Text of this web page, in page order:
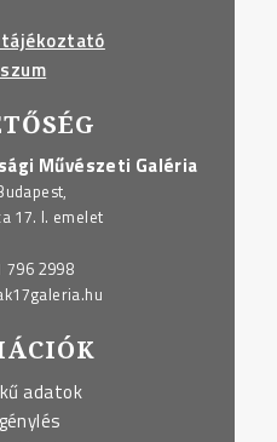
Művészeti Galéria
17. I. emelet
796 2998
adatok